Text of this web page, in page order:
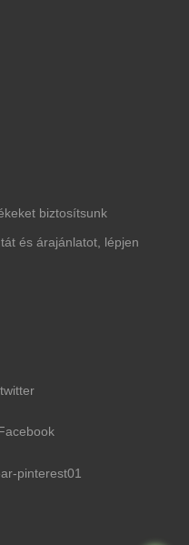
biztosítsunk
és árajánlatot, lépjen